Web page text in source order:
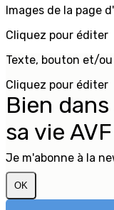
Images de la page
Cliquez pour éditer
Texte, bouton et/
Cliquez pour éditer
Bien
sa vie
Je m'abonne à la
OK